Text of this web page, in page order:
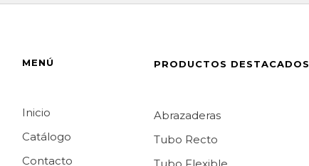
MENÚ
Inicio
Catálogo
Contacto
PRODUCTOS DESTACADOS
Abrazaderas
Tubo Recto
Tubo Flexible